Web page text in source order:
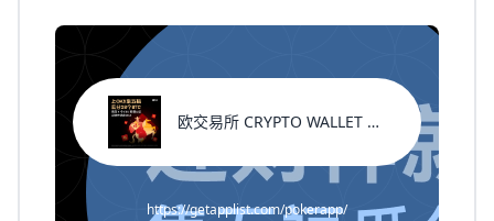
欧交易所 CRYPTO WALLET 新用户福利
https://getapplist.com/pokerapp/